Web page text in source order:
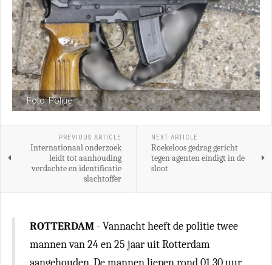
Foto: Politie
PREVIOUS ARTICLE
Internationaal onderzoek
leidt tot aanhouding
verdachte en identificatie
slachtoffer
NEXT ARTICLE
Roekeloos gedrag gericht
tegen agenten eindigt in de
sloot
ROTTERDAM - Vannacht heeft de politie twee
mannen van 24 en 25 jaar uit Rotterdam